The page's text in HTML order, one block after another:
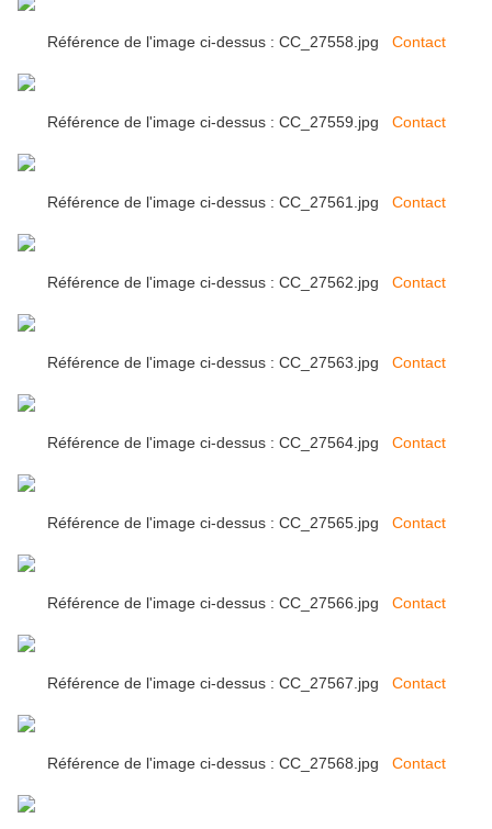
Référence de l'image ci-dessus : CC_27558.jpg Contact
Référence de l'image ci-dessus : CC_27559.jpg Contact
Référence de l'image ci-dessus : CC_27561.jpg Contact
Référence de l'image ci-dessus : CC_27562.jpg Contact
Référence de l'image ci-dessus : CC_27563.jpg Contact
Référence de l'image ci-dessus : CC_27564.jpg Contact
Référence de l'image ci-dessus : CC_27565.jpg Contact
Référence de l'image ci-dessus : CC_27566.jpg Contact
Référence de l'image ci-dessus : CC_27567.jpg Contact
Référence de l'image ci-dessus : CC_27568.jpg Contact